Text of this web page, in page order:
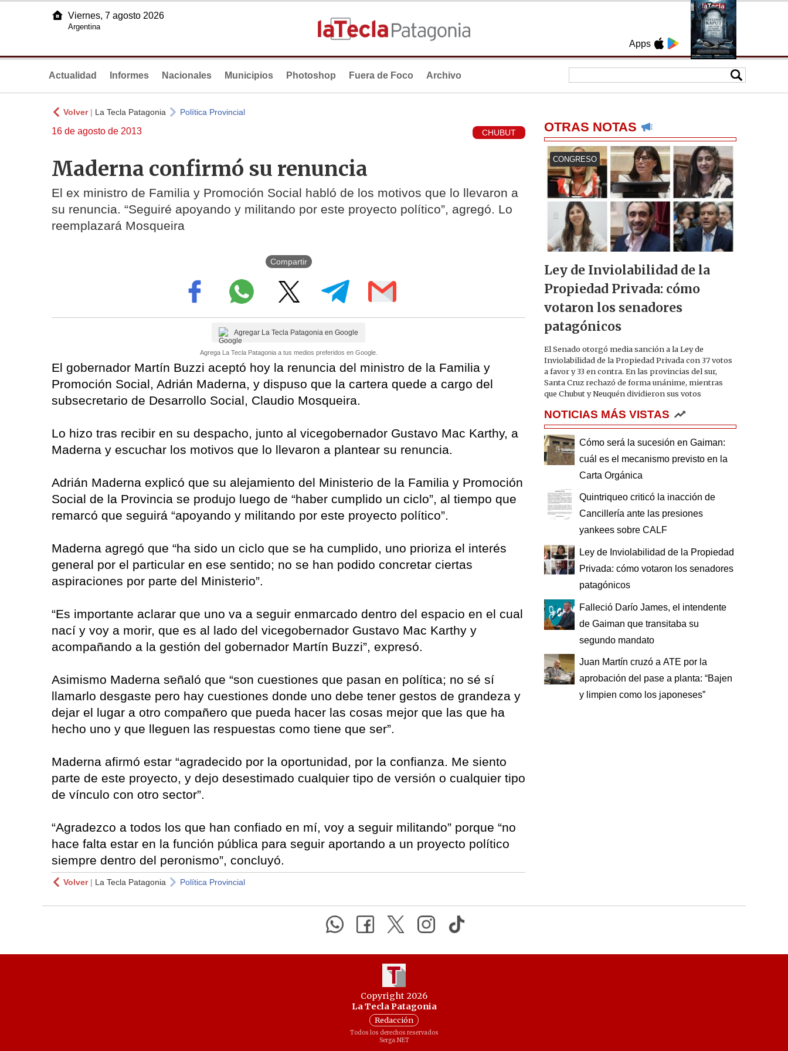
Apps
Viernes, 7 agosto 2026
Argentina
Actualidad Informes Nacionales Municipios Photoshop Fuera de Foco Archivo
Volver| La Tecla Patagonia Política Provincial
16 de agosto de 2013 CHUBUT
Maderna confirmó su renuncia
El ex ministro de Familia y Promoción Social habló de los motivos que lo llevaron a
su renuncia. “Seguiré apoyando y militando por este proyecto político”, agregó. Lo
reemplazará Mosqueira
Compartir
Agregar La Tecla Patagonia en Google
Agrega La Tecla Patagonia a tus medios preferidos en Google.
El gobernador Martín Buzzi aceptó hoy la renuncia del ministro de la Familia y
Promoción Social, Adrián Maderna, y dispuso que la cartera quede a cargo del
subsecretario de Desarrollo Social, Claudio Mosqueira.
Lo hizo tras recibir en su despacho, junto al vicegobernador Gustavo Mac Karthy, a
Maderna y escuchar los motivos que lo llevaron a plantear su renuncia.
Adrián Maderna explicó que su alejamiento del Ministerio de la Familia y Promoción
Social de la Provincia se produjo luego de “haber cumplido un ciclo”, al tiempo que
remarcó que seguirá “apoyando y militando por este proyecto político”.
Maderna agregó que “ha sido un ciclo que se ha cumplido, uno prioriza el interés
general por el particular en ese sentido; no se han podido concretar ciertas
aspiraciones por parte del Ministerio”.
“Es importante aclarar que uno va a seguir enmarcado dentro del espacio en el cual
nací y voy a morir, que es al lado del vicegobernador Gustavo Mac Karthy y
acompañando a la gestión del gobernador Martín Buzzi”, expresó.
Asimismo Maderna señaló que “son cuestiones que pasan en política; no sé sí
llamarlo desgaste pero hay cuestiones donde uno debe tener gestos de grandeza y
dejar el lugar a otro compañero que pueda hacer las cosas mejor que las que ha
hecho uno y que lleguen las respuestas como tiene que ser”.
Maderna afirmó estar “agradecido por la oportunidad, por la confianza. Me siento
parte de este proyecto, y dejo desestimado cualquier tipo de versión o cualquier tipo
de vínculo con otro sector”.
“Agradezco a todos los que han confiado en mí, voy a seguir militando” porque “no
hace falta estar en la función pública para seguir aportando a un proyecto político
siempre dentro del peronismo”, concluyó.
Volver| La Tecla Patagonia Política Provincial
OTRAS NOTAS
CONGRESO
Ley de Inviolabilidad de la
Propiedad Privada: cómo
votaron los senadores
patagónicos
El Senado otorgó media sanción a la Ley de
Inviolabilidad de la Propiedad Privada con 37 votos
a favor y 33 en contra. En las provincias del sur,
Santa Cruz rechazó de forma unánime, mientras
que Chubut y Neuquén dividieron sus votos
NOTICIAS MÁS VISTAS
Cómo será la sucesión en Gaiman:
cuál es el mecanismo previsto en la
Carta Orgánica
Quintriqueo criticó la inacción de
Cancillería ante las presiones
yankees sobre CALF
Ley de Inviolabilidad de la Propiedad
Privada: cómo votaron los senadores
patagónicos
Falleció Darío James, el intendente
de Gaiman que transitaba su
segundo mandato
Juan Martín cruzó a ATE por la
aprobación del pase a planta: “Bajen
y limpien como los japoneses”
Copyright 2026
La Tecla Patagonia
Redacción
Todos los derechos reservados
Serga.NET